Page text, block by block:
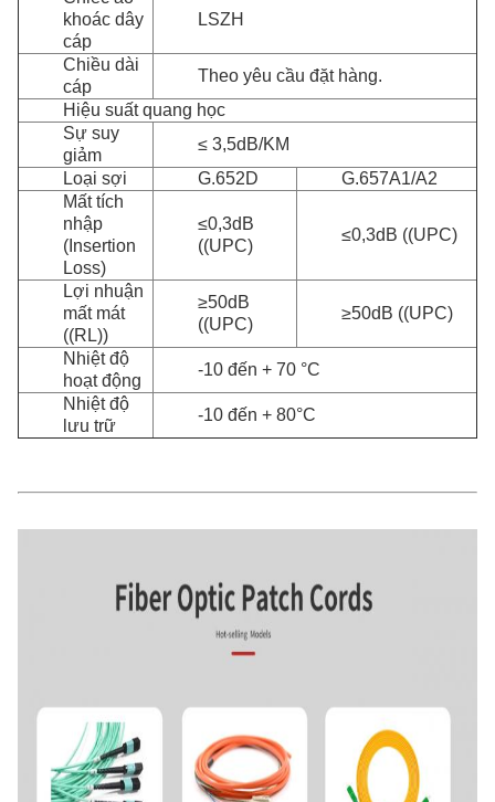
khoác dây
cáp
LSZH
Chiều dài
cáp
Theo yêu cầu đặt hàng.
Hiệu suất quang học
Sự suy
giảm
≤ 3,5dB/KM
Loại sợi
G.652D
G.657A1/A2
Mất tích
nhập
(Insertion
Loss)
≤0,3dB
((UPC)
≤0,3dB ((UPC)
Lợi nhuận
mất mát
((RL))
≥50dB
((UPC)
≥50dB ((UPC)
Nhiệt độ
hoạt động
-10 đến + 70 °C
Nhiệt độ
lưu trữ
-10 đến + 80°C